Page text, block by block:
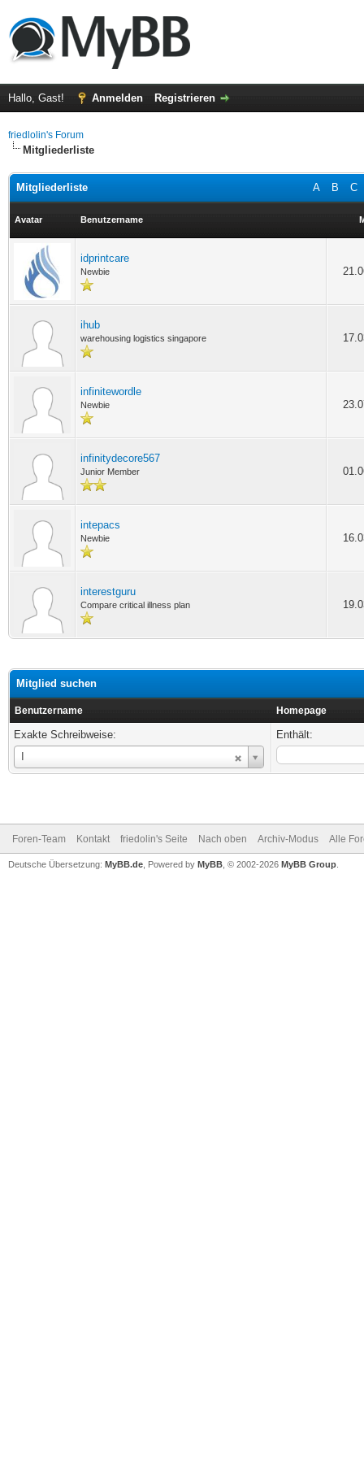
Hallo, Gast! Anmelden Registrieren
friedlolin's Forum
Mitgliederliste
A B C
Mitgliederliste
Avatar Benutzername
idprintcare
Newbie
ihub
warehousing logistics singapore
infinitewordle
Newbie
infinitydecore567
Junior Member
intepacs
Newbie
interestguru
Compare critical illness plan
Mitglied suchen
Benutzername Homepage
Exakte Schreibweise:
Benutzername
Enthält:
Foren-Team Kontakt friedolin's Seite Nach oben Archiv-Modus Alle
Deutsche Übersetzung: MyBB.de , Powered by MyBB , © 2002-2026 MyBB Group